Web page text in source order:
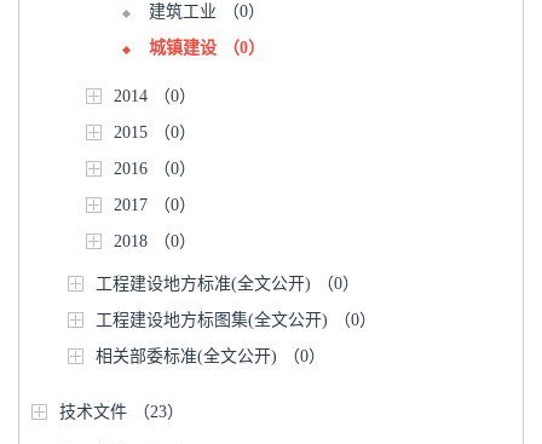
建筑工业
（0）
城镇建设
（0）
2014
（0）
2015
（0）
2016
（0）
2017
（0）
2018
（0）
工程建设地方标准(全文公开)
（0）
工程建设地方标图集(全文公开)
（0）
相关部委标准(全文公开)
（0）
技术文件 （23）